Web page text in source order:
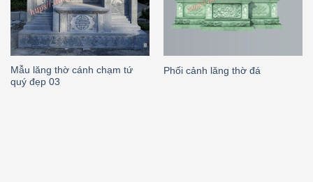
Mẫu lăng thờ cánh chạm tứ
quý đẹp 03
Phối cảnh lăng thờ đá